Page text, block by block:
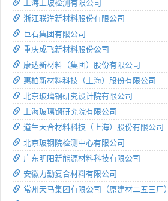
上海上玻检测有限公司
浙江联洋新材料股份有限公司
巨石集团有限公司
重庆成飞新材料股份公司
康达新材料（集团）股份有限公司
惠柏新材料科技（上海）股份有限公司
北京玻璃钢研究设计院有限公司
上海玻璃钢研究院有限公司
道生天合材料科技（上海）股份有限公司
北京玻钢院检测中心有限公司
广东明阳新能源材料科技有限公司
安徽力勤复合材料有限公司
常州天马集团有限公司（原建材二五三厂）